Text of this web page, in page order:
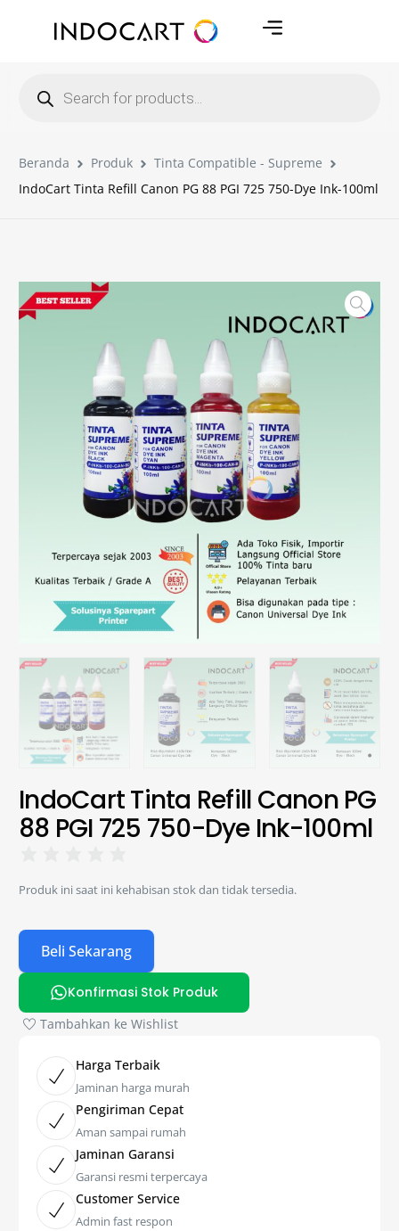
Beranda Produk
Tinta Compatible - Supreme
IndoCart Tinta Refill Canon PG 88 PGI 725 750-Dye Ink-100ml
IndoCart Tinta Refill Canon PG
88 PGI 725 750-Dye Ink-100ml
Produk ini saat ini kehabisan stok dan tidak tersedia.
Beli Sekarang
Konfirmasi Stok Produk
Tambahkan ke Wishlist
Harga Terbaik
Jaminan harga murah
Pengiriman Cepat
Aman sampai rumah
Jaminan Garansi
Garansi resmi terpercaya
Customer Service
Admin fast respon